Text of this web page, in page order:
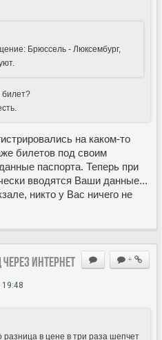
Брюссель - Люксембург,
на каком-то
билетов под своим
паспорта. Теперь при
вводятся Ваши данные...
никто у Вас ничего не
+
Интернет
разница в цене в три раза шепчет